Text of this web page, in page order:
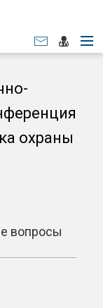
охраны
вопросы